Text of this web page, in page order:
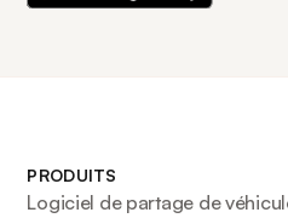
PRODUITS
Logiciel de partage de